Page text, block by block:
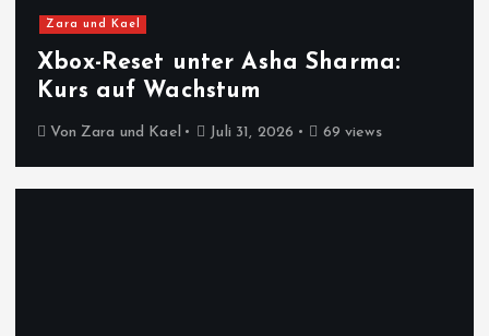
Zara und Kael
Xbox-Reset unter Asha Sharma:
Kurs auf Wachstum
Von Zara und Kael Juli 31, 2026 69 views